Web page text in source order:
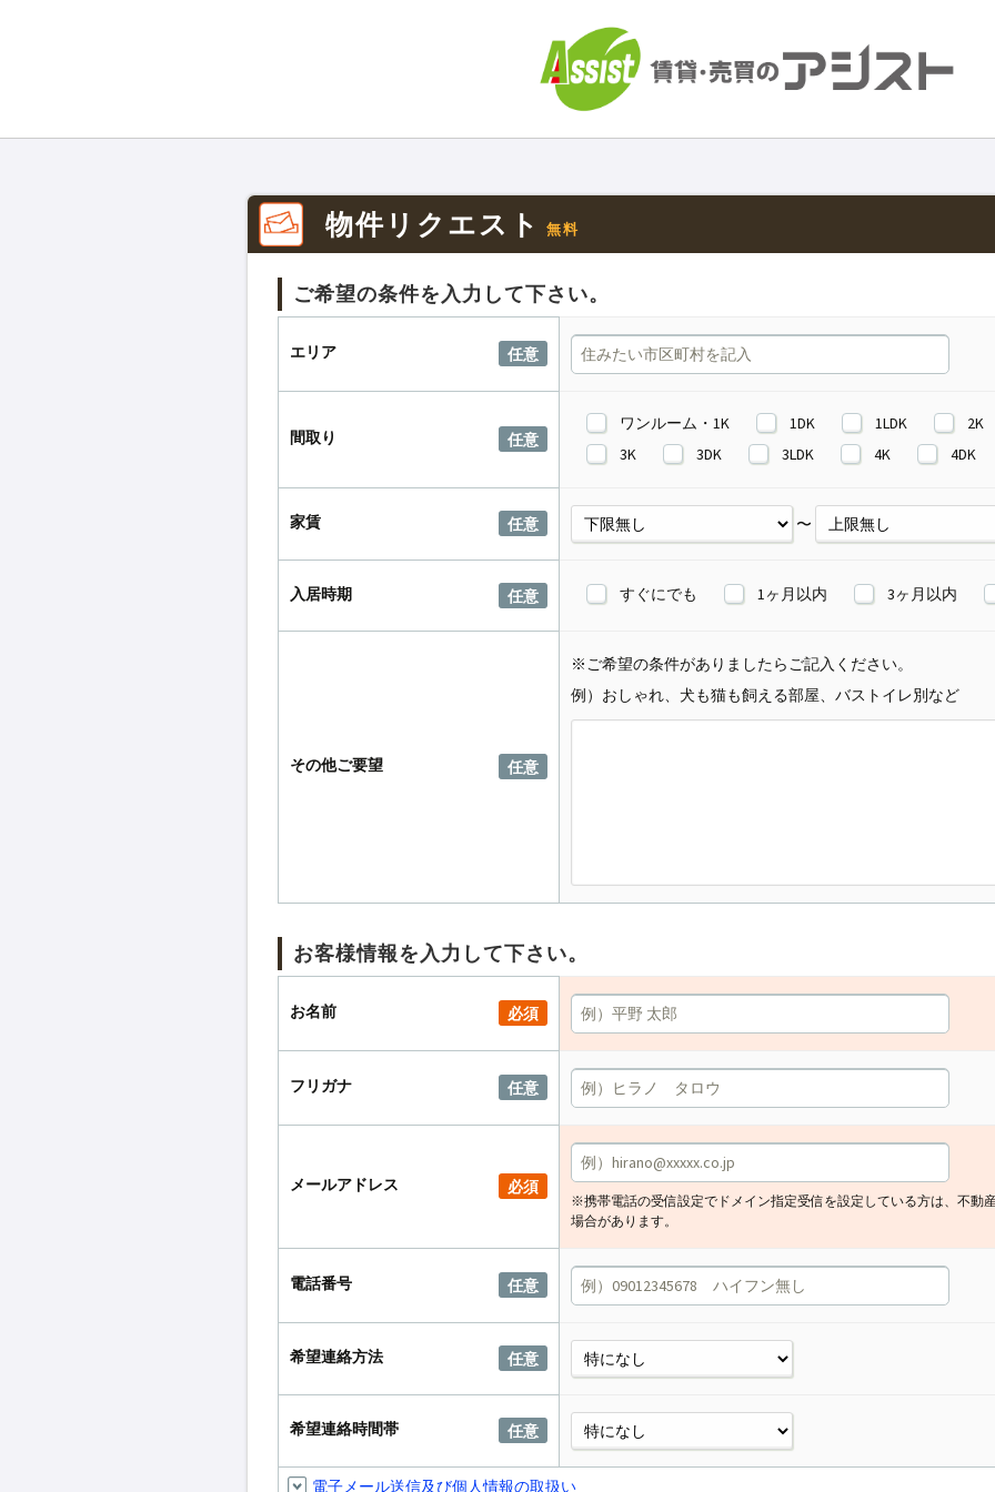
物件リクエスト 無料
ご希望の条件を入力して下さい。
エリア 任意
間取り 任意
ワンルーム・1K 1DK 1LDK
2K
3K
3DK 3LDK 4K 4DK
家賃 任意 〜
入居時期 任意 すぐにでも 1ヶ月以内 3ヶ月以内
その他ご要望 任意
※ご希望の条件がありましたらご記入ください。
例）おしゃれ、犬も猫も飼える部屋、バストイレ別など
お客様情報を入力して下さい。
お名前 必須
フリガナ 任意
メールアドレス 必須
※携帯電話の受信設定でドメイン指定受信を設定している方は、不動
場合があります。
電話番号 任意
希望連絡方法 任意
希望連絡時間帯 任意
電子メール送信及び個人情報の取扱い